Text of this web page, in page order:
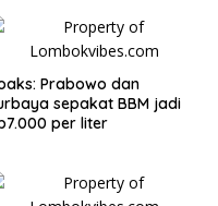
Prabowo dan
sepakat BBM jadi
per liter